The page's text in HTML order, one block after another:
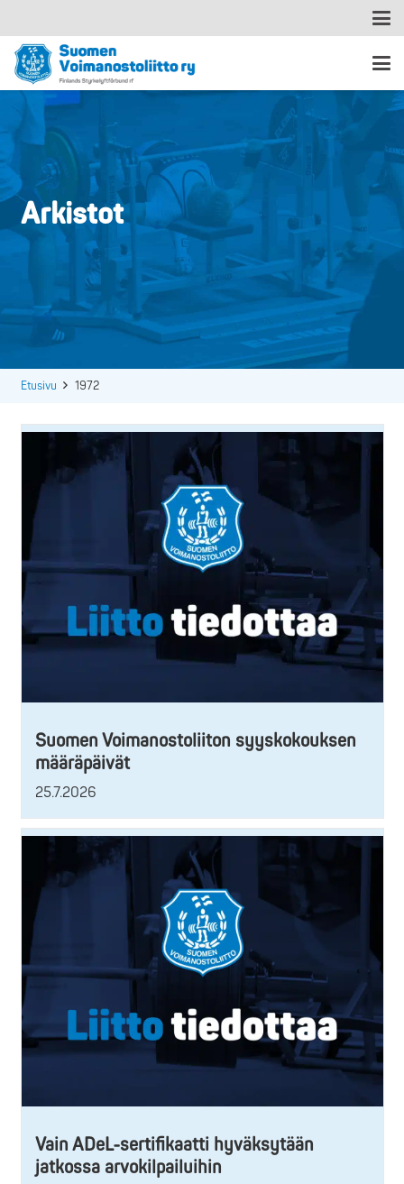
Arkistot
Etusivu 1972
Suomen Voimanostoliiton syyskokouksen
määräpäivät
25.7.2026
Vain ADeL-sertifikaatti hyväksytään
jatkossa arvokilpailuihin